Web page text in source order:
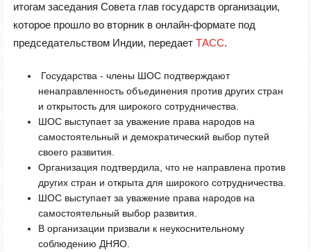
итогам заседания Совета глав государств организации,
которое прошло во вторник в онлайн-формате под
председательством Индии, передает ТАСС.
Государства - члены ШОС подтверждают
ненаправленность объединения против других стран
и открытость для широкого сотрудничества.
ШОС выступает за уважение права народов на
самостоятельный и демократический выбор путей
своего развития.
Организация подтвердила, что не направлена против
других стран и открыта для широкого сотрудничества.
ШОС выступает за уважение права народов на
самостоятельный выбор развития.
В организации призвали к неукоснительному
соблюдению ДНЯО.